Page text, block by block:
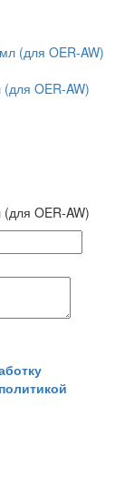
OER-AW)
OER-AW)
политикой